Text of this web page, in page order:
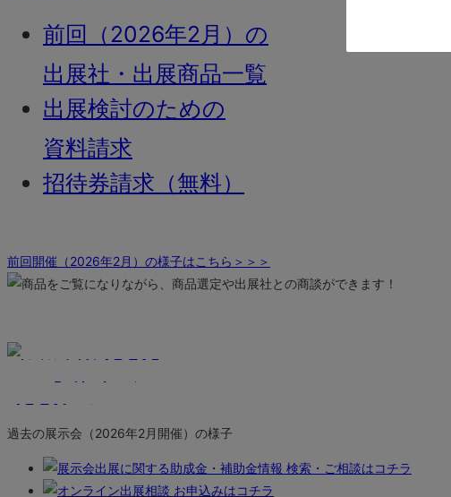
前回（2026年2月）の
出展社・出展商品一覧
出展検討のための
資料請求
招待券請求（無料）
前回開催（2026年2月）の様子はこちら＞＞＞
過去の展示会（2026年2月開催）の様子